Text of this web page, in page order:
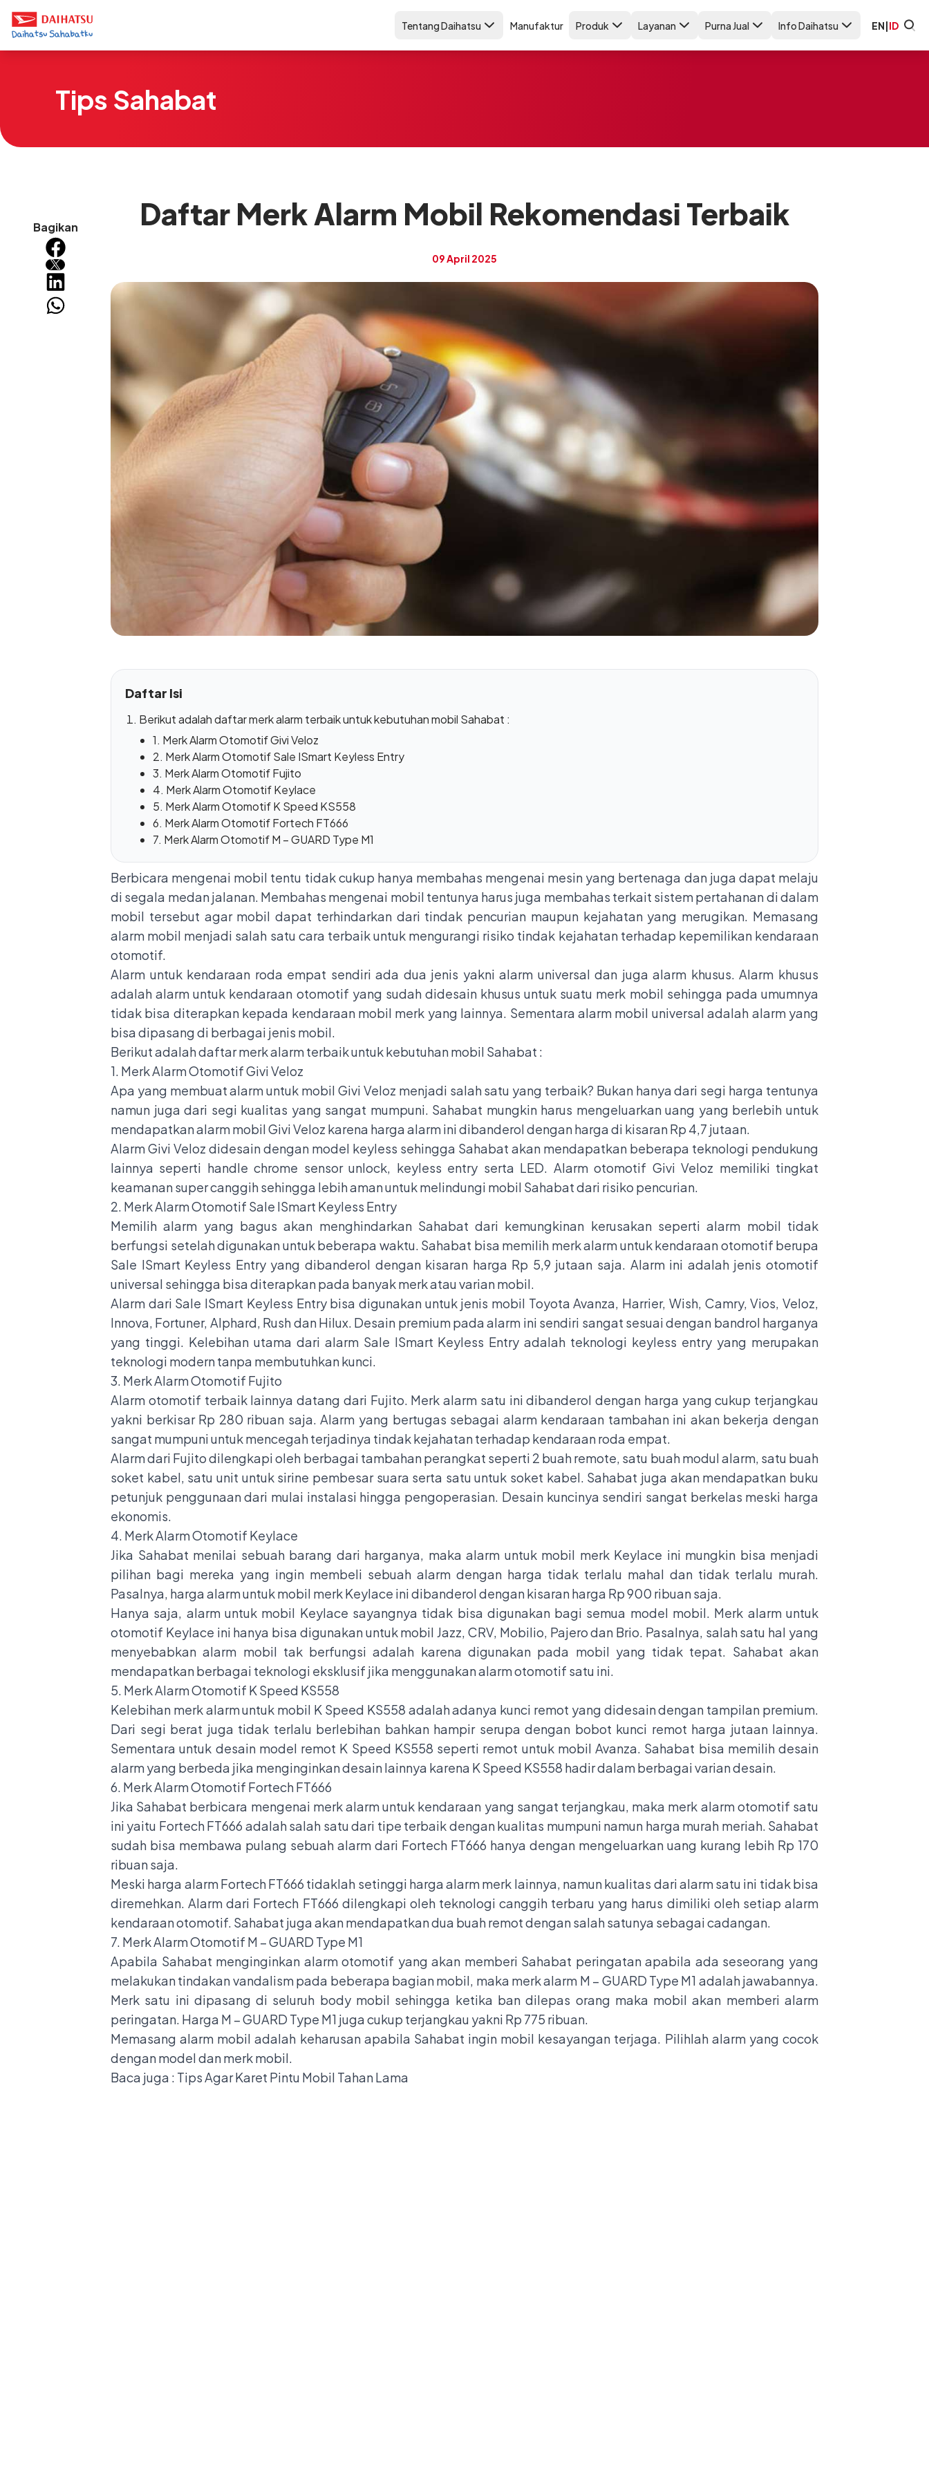
Tentang Daihatsu Manufaktur Produk Layanan Purna Jual Info Daihatsu EN|ID
Tips Sahabat
Bagikan Daftar Merk Alarm Mobil Rekomendasi Terbaik
09 April 2025
Daftar Isi
Berikut adalah daftar merk alarm terbaik untuk kebutuhan mobil Sahabat :
1. Merk Alarm Otomotif Givi Veloz
2. Merk Alarm Otomotif Sale ISmart Keyless Entry
3. Merk Alarm Otomotif Fujito
4. Merk Alarm Otomotif Keylace
5. Merk Alarm Otomotif K Speed KS558
6. Merk Alarm Otomotif Fortech FT666
7. Merk Alarm Otomotif M – GUARD Type M1
Berbicara mengenai mobil tentu tidak cukup hanya membahas mengenai mesin yang bertenaga dan juga dapat melaju
di segala medan jalanan. Membahas mengenai mobil tentunya harus juga membahas terkait sistem pertahanan di dalam
mobil tersebut agar mobil dapat terhindarkan dari tindak pencurian maupun kejahatan yang merugikan. Memasang
alarm mobil menjadi salah satu cara terbaik untuk mengurangi risiko tindak kejahatan terhadap kepemilikan kendaraan
otomotif.
Alarm untuk kendaraan roda empat sendiri ada dua jenis yakni alarm universal dan juga alarm khusus. Alarm khusus
adalah alarm untuk kendaraan otomotif yang sudah didesain khusus untuk suatu merk mobil sehingga pada umumnya
tidak bisa diterapkan kepada kendaraan mobil merk yang lainnya. Sementara alarm mobil universal adalah alarm yang
bisa dipasang di berbagai jenis mobil.
Berikut adalah daftar merk alarm terbaik untuk kebutuhan mobil Sahabat :
1. Merk Alarm Otomotif Givi Veloz
Apa yang membuat alarm untuk mobil Givi Veloz menjadi salah satu yang terbaik? Bukan hanya dari segi harga tentunya
namun juga dari segi kualitas yang sangat mumpuni. Sahabat mungkin harus mengeluarkan uang yang berlebih untuk
mendapatkan alarm mobil Givi Veloz karena harga alarm ini dibanderol dengan harga di kisaran Rp 4,7 jutaan.
Alarm Givi Veloz didesain dengan model keyless sehingga Sahabat akan mendapatkan beberapa teknologi pendukung
lainnya seperti handle chrome sensor unlock, keyless entry serta LED. Alarm otomotif Givi Veloz memiliki tingkat
keamanan super canggih sehingga lebih aman untuk melindungi mobil Sahabat dari risiko pencurian.
2. Merk Alarm Otomotif Sale ISmart Keyless Entry
Memilih alarm yang bagus akan menghindarkan Sahabat dari kemungkinan kerusakan seperti alarm mobil tidak
berfungsi setelah digunakan untuk beberapa waktu. Sahabat bisa memilih merk alarm untuk kendaraan otomotif berupa
Sale ISmart Keyless Entry yang dibanderol dengan kisaran harga Rp 5,9 jutaan saja. Alarm ini adalah jenis otomotif
universal sehingga bisa diterapkan pada banyak merk atau varian mobil.
Alarm dari Sale ISmart Keyless Entry bisa digunakan untuk jenis mobil Toyota Avanza, Harrier, Wish, Camry, Vios, Veloz,
Innova, Fortuner, Alphard, Rush dan Hilux. Desain premium pada alarm ini sendiri sangat sesuai dengan bandrol harganya
yang tinggi. Kelebihan utama dari alarm Sale ISmart Keyless Entry adalah teknologi keyless entry yang merupakan
teknologi modern tanpa membutuhkan kunci.
3. Merk Alarm Otomotif Fujito
Alarm otomotif terbaik lainnya datang dari Fujito. Merk alarm satu ini dibanderol dengan harga yang cukup terjangkau
yakni berkisar Rp 280 ribuan saja. Alarm yang bertugas sebagai alarm kendaraan tambahan ini akan bekerja dengan
sangat mumpuni untuk mencegah terjadinya tindak kejahatan terhadap kendaraan roda empat.
Alarm dari Fujito dilengkapi oleh berbagai tambahan perangkat seperti 2 buah remote, satu buah modul alarm, satu buah
soket kabel, satu unit untuk sirine pembesar suara serta satu untuk soket kabel. Sahabat juga akan mendapatkan buku
petunjuk penggunaan dari mulai instalasi hingga pengoperasian. Desain kuncinya sendiri sangat berkelas meski harga
ekonomis.
4. Merk Alarm Otomotif Keylace
Jika Sahabat menilai sebuah barang dari harganya, maka alarm untuk mobil merk Keylace ini mungkin bisa menjadi
pilihan bagi mereka yang ingin membeli sebuah alarm dengan harga tidak terlalu mahal dan tidak terlalu murah.
Pasalnya, harga alarm untuk mobil merk Keylace ini dibanderol dengan kisaran harga Rp 900 ribuan saja.
Hanya saja, alarm untuk mobil Keylace sayangnya tidak bisa digunakan bagi semua model mobil. Merk alarm untuk
otomotif Keylace ini hanya bisa digunakan untuk mobil Jazz, CRV, Mobilio, Pajero dan Brio. Pasalnya, salah satu hal yang
menyebabkan alarm mobil tak berfungsi adalah karena digunakan pada mobil yang tidak tepat. Sahabat akan
mendapatkan berbagai teknologi eksklusif jika menggunakan alarm otomotif satu ini.
5. Merk Alarm Otomotif K Speed KS558
Kelebihan merk alarm untuk mobil K Speed KS558 adalah adanya kunci remot yang didesain dengan tampilan premium.
Dari segi berat juga tidak terlalu berlebihan bahkan hampir serupa dengan bobot kunci remot harga jutaan lainnya.
Sementara untuk desain model remot K Speed KS558 seperti remot untuk mobil Avanza. Sahabat bisa memilih desain
alarm yang berbeda jika menginginkan desain lainnya karena K Speed KS558 hadir dalam berbagai varian desain.
6. Merk Alarm Otomotif Fortech FT666
Jika Sahabat berbicara mengenai merk alarm untuk kendaraan yang sangat terjangkau, maka merk alarm otomotif satu
ini yaitu Fortech FT666 adalah salah satu dari tipe terbaik dengan kualitas mumpuni namun harga murah meriah. Sahabat
sudah bisa membawa pulang sebuah alarm dari Fortech FT666 hanya dengan mengeluarkan uang kurang lebih Rp 170
ribuan saja.
Meski harga alarm Fortech FT666 tidaklah setinggi harga alarm merk lainnya, namun kualitas dari alarm satu ini tidak bisa
diremehkan. Alarm dari Fortech FT666 dilengkapi oleh teknologi canggih terbaru yang harus dimiliki oleh setiap alarm
kendaraan otomotif. Sahabat juga akan mendapatkan dua buah remot dengan salah satunya sebagai cadangan.
7. Merk Alarm Otomotif M – GUARD Type M1
Apabila Sahabat menginginkan alarm otomotif yang akan memberi Sahabat peringatan apabila ada seseorang yang
melakukan tindakan vandalism pada beberapa bagian mobil, maka merk alarm M – GUARD Type M1 adalah jawabannya.
Merk satu ini dipasang di seluruh body mobil sehingga ketika ban dilepas orang maka mobil akan memberi alarm
peringatan. Harga M – GUARD Type M1 juga cukup terjangkau yakni Rp 775 ribuan.
Memasang alarm mobil adalah keharusan apabila Sahabat ingin mobil kesayangan terjaga. Pilihlah alarm yang cocok
dengan model dan merk mobil.
Baca juga : Tips Agar Karet Pintu Mobil Tahan Lama